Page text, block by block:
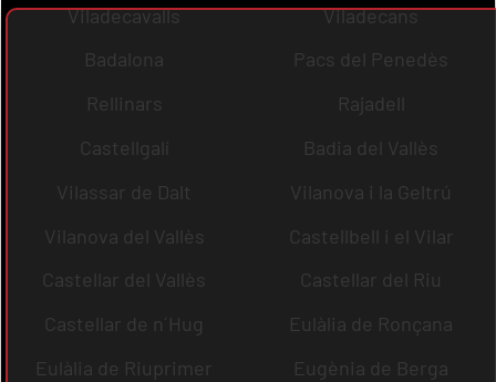
Viladecavalls
Viladecans
Badalona
Pacs del Penedès
Rellinars
Rajadell
Castellgalí
Badia del Vallès
Vilassar de Dalt
Vilanova i la Geltrú
Vilanova del Vallès
Castellbell i el Vilar
Castellar del Vallès
Castellar del Riu
Castellar de n´Hug
Eulàlia de Ronçana
Eulàlia de Riuprimer
Eugènia de Berga